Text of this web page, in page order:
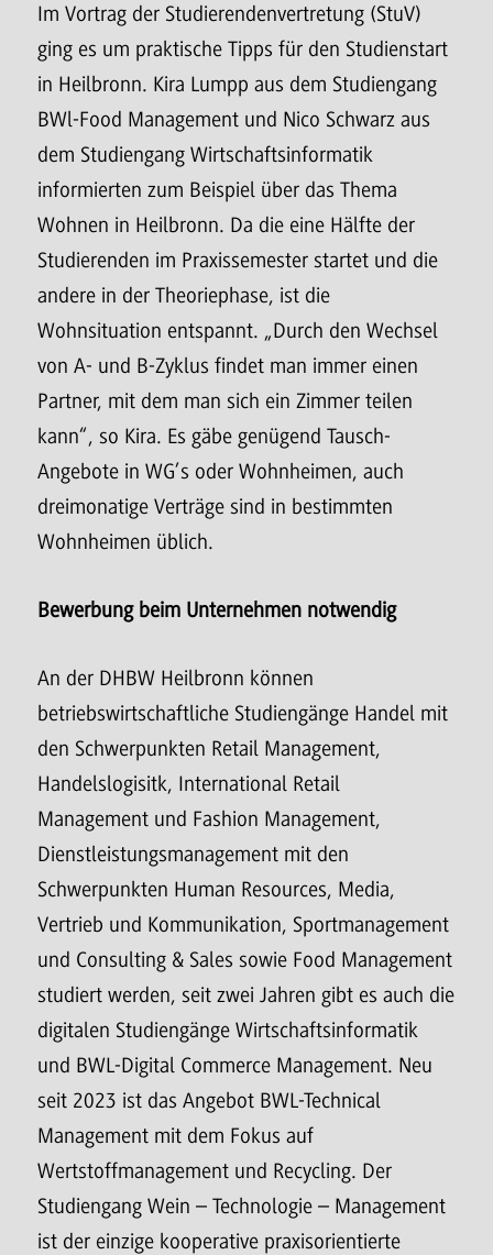
Im Vortrag der Studierendenvertretung (StuV)
ging es um praktische Tipps für den Studienstart
in Heilbronn. Kira Lumpp aus dem Studiengang
BWl-Food Management und Nico Schwarz aus
dem Studiengang Wirtschaftsinformatik
informierten zum Beispiel über das Thema
Wohnen in Heilbronn. Da die eine Hälfte der
Studierenden im Praxissemester startet und die
andere in der Theoriephase, ist die
Wohnsituation entspannt. „Durch den Wechsel
von A- und B-Zyklus findet man immer einen
Partner, mit dem man sich ein Zimmer teilen
kann“, so Kira. Es gäbe genügend Tausch-
Angebote in WG’s oder Wohnheimen, auch
dreimonatige Verträge sind in bestimmten
Wohnheimen üblich.
Bewerbung beim Unternehmen notwendig
An der DHBW Heilbronn können
betriebswirtschaftliche Studiengänge Handel mit
den Schwerpunkten Retail Management,
Handelslogisitk, International Retail
Management und Fashion Management,
Dienstleistungsmanagement mit den
Schwerpunkten Human Resources, Media,
Vertrieb und Kommunikation, Sportmanagement
und Consulting & Sales sowie Food Management
studiert werden, seit zwei Jahren gibt es auch die
digitalen Studiengänge Wirtschaftsinformatik
und BWL-Digital Commerce Management. Neu
seit 2023 ist das Angebot BWL-Technical
Management mit dem Fokus auf
Wertstoffmanagement und Recycling. Der
Studiengang Wein – Technologie – Management
ist der einzige kooperative praxisorientierte